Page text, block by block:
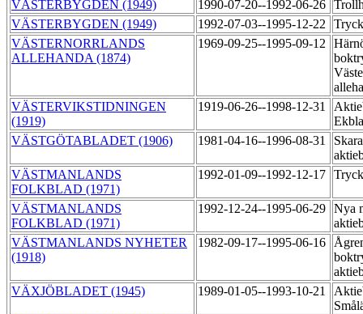
VÄSTERBYGDEN (1949) 1990-07-20--1992-06-26
VÄSTERBYGDEN (1949)
1992-07-03--1995-12-22
VÄSTERNORRLANDS
ALLEHANDA (1874)
1969-09-25--1995-09-12
VÄSTERVIKSTIDNINGEN
(1919)
1919-06-26--1998-12-31
VÄSTGÖTABLADET (1906)
1981-04-16--1996-08-31
VÄSTMANLANDS
FOLKBLAD (1971)
1992-01-09--1992-12-17
VÄSTMANLANDS
FOLKBLAD (1971)
1992-12-24--1995-06-29 Nya
VÄSTMANLANDS NYHETER
(1918)
1982-09-17--1995-06-16
VÄXJÖBLADET (1945)
1989-01-05--1993-10-21